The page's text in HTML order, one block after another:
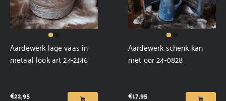
Aardewerk lage vaas in
metaal look art 24-2146
€22,95
Aardewerk schenk kan
met oor 24-0828
€17,95